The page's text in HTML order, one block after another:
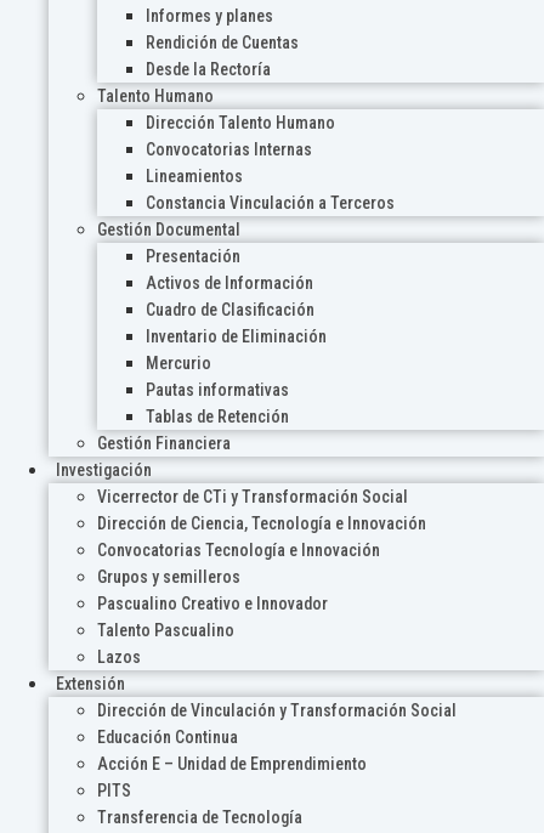
Informes y planes
Rendición de Cuentas
Desde la Rectoría
Talento Humano
Dirección Talento Humano
Convocatorias Internas
Lineamientos
Constancia Vinculación a Terceros
Gestión Documental
Presentación
Activos de Información
Cuadro de Clasificación
Inventario de Eliminación
Mercurio
Pautas informativas
Tablas de Retención
Gestión Financiera
Investigación
Vicerrector de CTi y Transformación Social
Dirección de Ciencia, Tecnología e Innovación
Convocatorias Tecnología e Innovación
Grupos y semilleros
Pascualino Creativo e Innovador
Talento Pascualino
Lazos
Extensión
Dirección de Vinculación y Transformación Social
Educación Continua
Acción E – Unidad de Emprendimiento
PITS
Transferencia de Tecnología